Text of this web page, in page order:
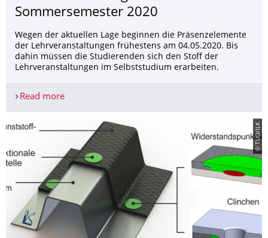
Sommersemester 2020
Wegen der aktuellen Lage beginnen die Präsenzelemente
der Lehrveranstaltungen frühestens am 04.05.2020. Bis
dahin müssen die Studierenden sich den Stoff der
Lehrveranstaltungen im Selbststudium erarbeiten.
Read moreLehrveranstaltungen im Sommersemester 2020
© TUD/ILK